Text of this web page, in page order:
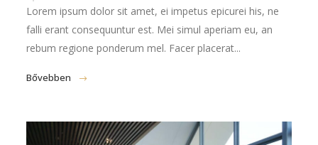
Lorem ipsum dolor sit amet, ei impetus epicurei his, ne
falli erant consequuntur est. Mei simul aperiam eu, an
rebum regione ponderum mel. Facer placerat...
Bővebben